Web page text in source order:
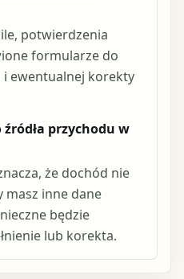
potwierdzenia
formularze do
i ewentualnej korekty
przychodu w
że dochód nie
masz inne dane
będzie
lub korekta.